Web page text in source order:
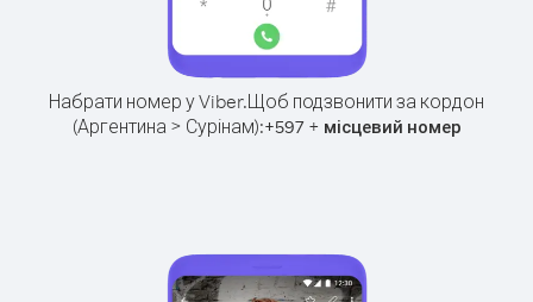
Набрати номер у Viber.Щоб подзвонити за кордон
(Аргентина > Сурінам):+597+ місцевий номер